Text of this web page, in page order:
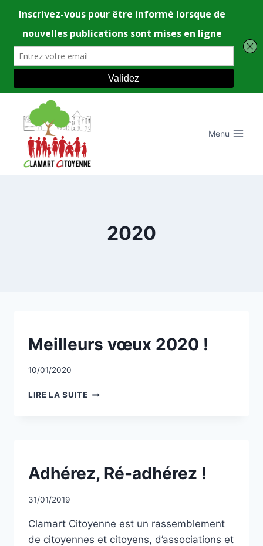
contenu
Menu
2020
NON
CLASSÉ
Meilleurs vœux 2020 !
Par
10/01/2020
LIRE LA SUITEMEILLEURS
NON
CLASSÉ
Adhérez, Ré-adhérez !
Par
31/01/2019
Clamart Citoyenne est un rassemblement
de citoyennes et citoyens, d’associations et